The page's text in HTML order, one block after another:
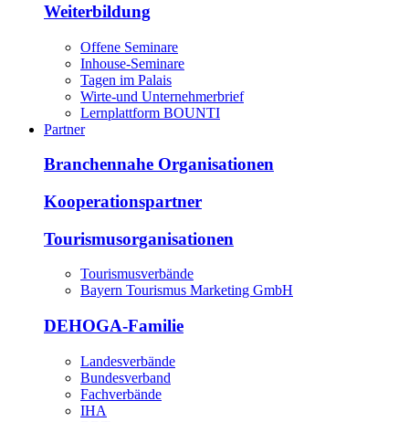
Weiterbildung
Offene Seminare
Inhouse-Seminare
Tagen im Palais
Wirte-und Unternehmerbrief
Lernplattform BOUNTI
Partner
Branchennahe Organisationen
Kooperationspartner
Tourismusorganisationen
Tourismusverbände
Bayern Tourismus Marketing GmbH
DEHOGA-Familie
Landesverbände
Bundesverband
Fachverbände
IHA